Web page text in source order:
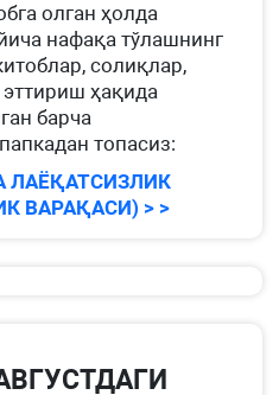
олган ҳолда
нафақа тўлашнинг
солиқлар,
ҳақида
барча
топасиз:
ЛАЁҚАТСИЗЛИК
ВАРАҚАСИ) > >